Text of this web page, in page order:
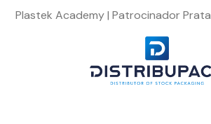
Plastek Academy | Patrocinador Prata